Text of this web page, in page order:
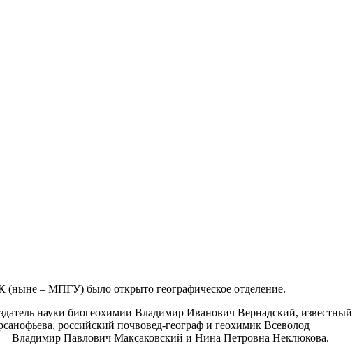
(ныне – МПГУ) было открыто географическое отделение.
науки биогеохимии Владимир Иванович Вернадский, известный
российский почвовед-географ и геохимик Всеволод
– Владимир Павлович Максаковский и Нина Петровна Неклюкова.